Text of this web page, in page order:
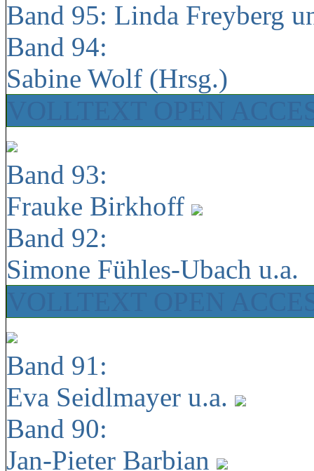
Band 95: Linda Freyberg
Band 94:
Sabine Wolf (Hrsg.)
Band 93:
Frauke Birkhoff
Band 92:
Simone Fühles-Ubach u.a.
Band 91:
Eva Seidlmayer u.a.
Band 90:
Jan-Pieter Barbian